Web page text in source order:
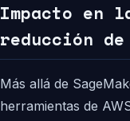
Impacto en
reducción
Más allá de
herramientas de